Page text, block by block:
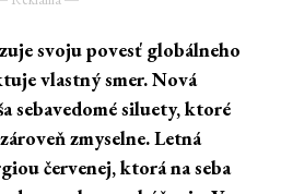
svoju povesť globálneho
vlastný smer. Nová
sebavedomé siluety, ktoré
zmyselne. Letná
červenej, ktorá na seba